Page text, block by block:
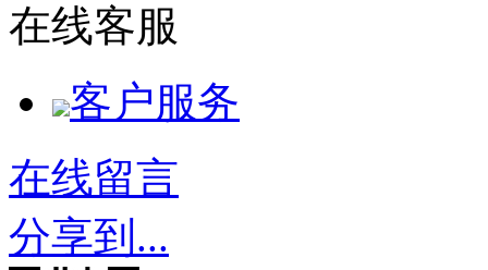
在线客服
客户服务
在线留言
分享到...